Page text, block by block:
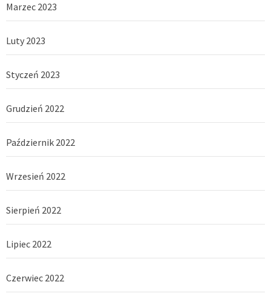
Marzec 2023
Luty 2023
Styczeń 2023
Grudzień 2022
Październik 2022
Wrzesień 2022
Sierpień 2022
Lipiec 2022
Czerwiec 2022